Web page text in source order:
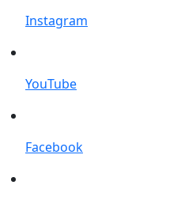
Instagram
YouTube
Facebook